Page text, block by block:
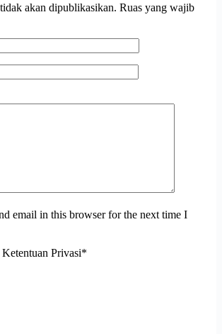
akan dipublikasikan. Ruas yang wajib
email in this browser for the next time I
Privasi*